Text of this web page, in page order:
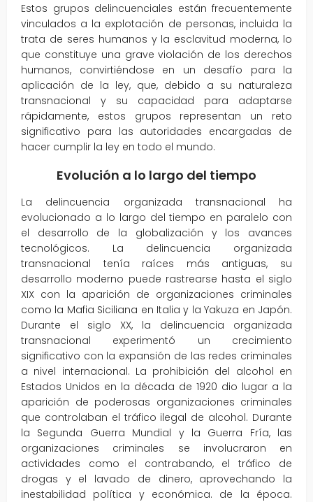
Estos grupos delincuenciales están frecuentemente
vinculados a la explotación de personas, incluida la
trata de seres humanos y la esclavitud moderna, lo
que constituye una grave violación de los derechos
humanos, convirtiéndose en un desafío para la
aplicación de la ley, que, debido a su naturaleza
transnacional y su capacidad para adaptarse
rápidamente, estos grupos representan un reto
significativo para las autoridades encargadas de
hacer cumplir la ley en todo el mundo.
Evolución a lo largo del tiempo
La delincuencia organizada transnacional ha
evolucionado a lo largo del tiempo en paralelo con
el desarrollo de la globalización y los avances
tecnológicos. La delincuencia organizada
transnacional tenía raíces más antiguas, su
desarrollo moderno puede rastrearse hasta el siglo
XIX con la aparición de organizaciones criminales
como la Mafia Siciliana en Italia y la Yakuza en Japón.
Durante el siglo XX, la delincuencia organizada
transnacional experimentó un crecimiento
significativo con la expansión de las redes criminales
a nivel internacional. La prohibición del alcohol en
Estados Unidos en la década de 1920 dio lugar a la
aparición de poderosas organizaciones criminales
que controlaban el tráfico ilegal de alcohol. Durante
la Segunda Guerra Mundial y la Guerra Fría, las
organizaciones criminales se involucraron en
actividades como el contrabando, el tráfico de
drogas y el lavado de dinero, aprovechando la
inestabilidad política y económica. de la época.